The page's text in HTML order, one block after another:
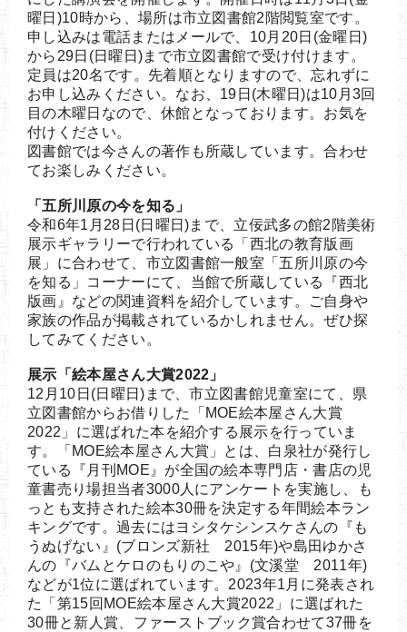
曜日)10時から、場所は市立図書館2階閲覧室です。
申し込みは電話またはメールで、10月20日(金曜日)
から29日(日曜日)まで市立図書館で受け付けます。
定員は20名です。先着順となりますので、忘れずに
お申し込みください。なお、19日(木曜日)は10月3回
目の木曜日なので、休館となっております。お気を
付けください。
図書館では今さんの著作も所蔵しています。合わせ
てお楽しみください。
「五所川原の今を知る」
令和6年1月28日(日曜日)まで、立佞武多の館2階美術
展示ギャラリーで行われている「西北の教育版画
展」に合わせて、市立図書館一般室「五所川原の今
を知る」コーナーにて、当館で所蔵している『西北
版画』などの関連資料を紹介しています。ご自身や
家族の作品が掲載されているかしれません。ぜひ探
してみてください。
展示「絵本屋さん大賞2022」
12月10日(日曜日)まで、市立図書館児童室にて、県
立図書館からお借りした「MOE絵本屋さん大賞
2022」に選ばれた本を紹介する展示を行っていま
す。「MOE絵本屋さん大賞」とは、白泉社が発行し
ている『月刊MOE』が全国の絵本専門店・書店の児
童書売り場担当者3000人にアンケートを実施し、も
っとも支持された絵本30冊を決定する年間絵本ラン
キングです。過去にはヨシタケシンスケさんの『も
うぬげない』(ブロンズ新社 2015年)や島田ゆかさ
んの『バムとケロのもりのこや』(文溪堂 2011年)
などが1位に選ばれています。2023年1月に発表され
た「第15回MOE絵本屋さん大賞2022」に選ばれた
30冊と新人賞、ファーストブック賞合わせて37冊を